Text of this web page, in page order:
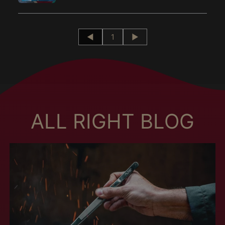
◄ 1 ►
ALL RIGHT BLOG
Burkina Faso (MXN
$)
Cambodge (MXN $)
Cameroun (MXN $)
Canada (MXN $)
Cap-Vert (MXN $)
Chili (MXN $)
Chine (MXN $)
Chypre (MXN $)